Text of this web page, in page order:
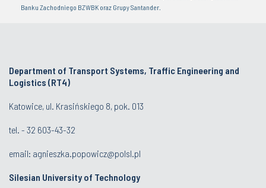
Banku Zachodniego BZWBK oraz Grupy Santander.
Department of Transport Systems, Traffic Engineering and
Logistics (RT4)
Katowice, ul. Krasińskiego 8, pok. 013
tel. - 32 603-43-32
email: agnieszka.popowicz@polsl.pl
Silesian University of Technology